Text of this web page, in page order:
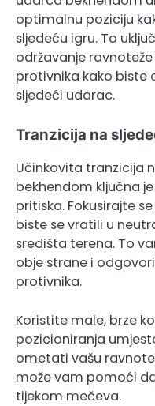
optimalnu poziciju
sljedeću igru. To
održavanje
protivnika kako biste
sljedeći udarac.
Tranzicija na
Učinkovita tranzicija
bekhendom ključna
pritiska. Fokusirajte
biste se vratili u
središta terena. To
obje strane i
protivnika.
Koristite male, brze
pozicioniranja
ometati vašu
može vam pomoći
tijekom mečeva.